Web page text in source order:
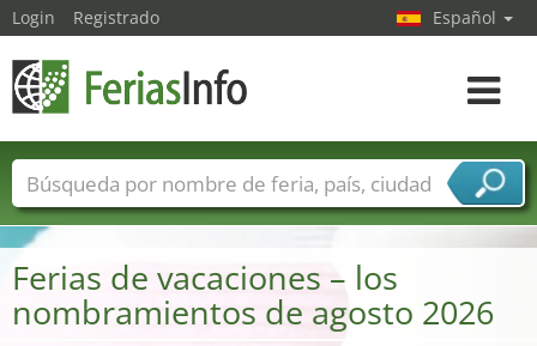
Ferias de vacaciones – los
nombramientos de agosto 2026
Login Registrado Español
toggle
Nombres de ferias Países
Ciudades
Sectores de proveedor de servicios